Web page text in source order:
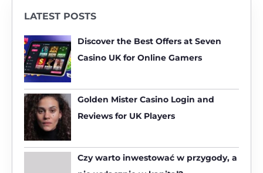
LATEST POSTS
Discover the Best Offers at Seven
Casino UK for Online Gamers
Golden Mister Casino Login and
Reviews for UK Players
Czy warto inwestować w przygody, a